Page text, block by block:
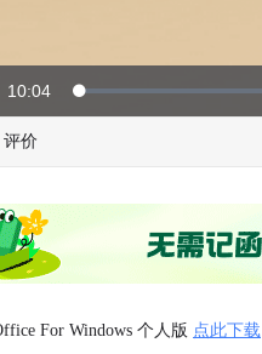
Duration
10:04 Loaded:
0%
评价
For Windows 个人版 点此下载